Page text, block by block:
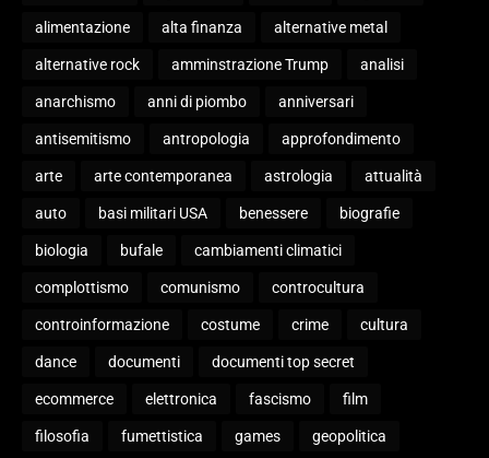
alimentazione alta finanza alternative metal
alternative rock amminstrazione Trump analisi
anarchismo anni di piombo anniversari
antisemitismo antropologia approfondimento
arte arte contemporanea astrologia attualità
auto basi militari USA benessere biografie
biologia bufale cambiamenti climatici
complottismo comunismo controcultura
controinformazione costume crime cultura
dance documenti documenti top secret
ecommerce elettronica fascismo film
filosofia fumettistica games geopolitica